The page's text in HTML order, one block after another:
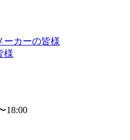
ーカーの皆様
様
18:00